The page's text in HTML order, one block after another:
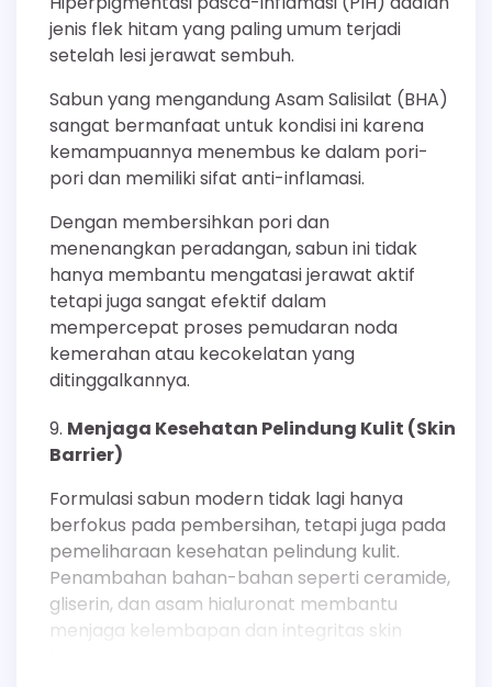
jenis flek hitam yang paling umum terjadi
setelah lesi jerawat sembuh.
Sabun yang mengandung Asam Salisilat (BHA)
sangat bermanfaat untuk kondisi ini karena
kemampuannya menembus ke dalam pori-
pori dan memiliki sifat anti-inflamasi.
Dengan membersihkan pori dan
menenangkan peradangan, sabun ini tidak
hanya membantu mengatasi jerawat aktif
tetapi juga sangat efektif dalam
mempercepat proses pemudaran noda
kemerahan atau kecokelatan yang
ditinggalkannya.
Menjaga Kesehatan Pelindung Kulit (Skin
Barrier)
Formulasi sabun modern tidak lagi hanya
berfokus pada pembersihan, tetapi juga pada
pemeliharaan kesehatan pelindung kulit.
Penambahan bahan-bahan seperti ceramide,
gliserin, dan asam hialuronat membantu
menjaga kelembapan dan integritas skin